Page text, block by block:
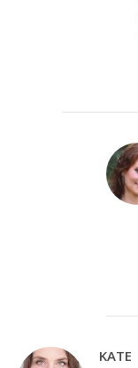
KATE